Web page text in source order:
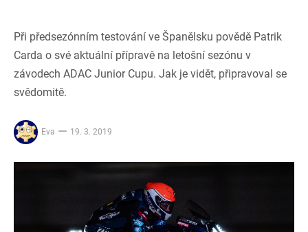
Při předsezónním testování ve Španělsku povědě Patrik
Carda o své aktuální přípravě na letošní sezónu v
závodech ADAC Junior Cupu. Jak je vidět, připravoval se
svědomitě.
Eva 19. 3. 2019